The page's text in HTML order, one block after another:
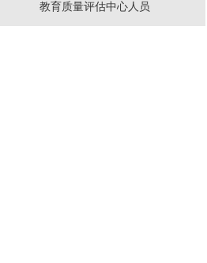
教育质量评估中心人员